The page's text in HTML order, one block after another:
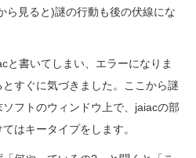
ら見ると)謎の行動も後の伏線にな
と書いてしまい、エラーになりま
すぐに気づきました。ここから謎
フトのウィンドウ上で、jaiacの部
はキータイプをします。